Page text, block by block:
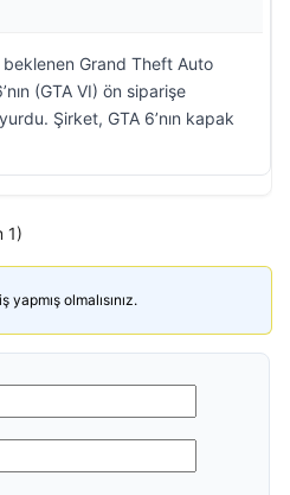
Grand Theft Auto
(GTA VI) ön siparişe
Şirket, GTA 6’nın kapak
1)
olmalısınız.